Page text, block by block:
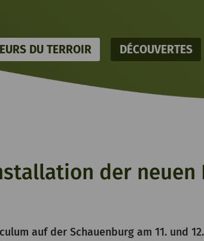
DU TERROIR DÉCOUVERTES
der neuen
auf der Schauenburg am 11. und